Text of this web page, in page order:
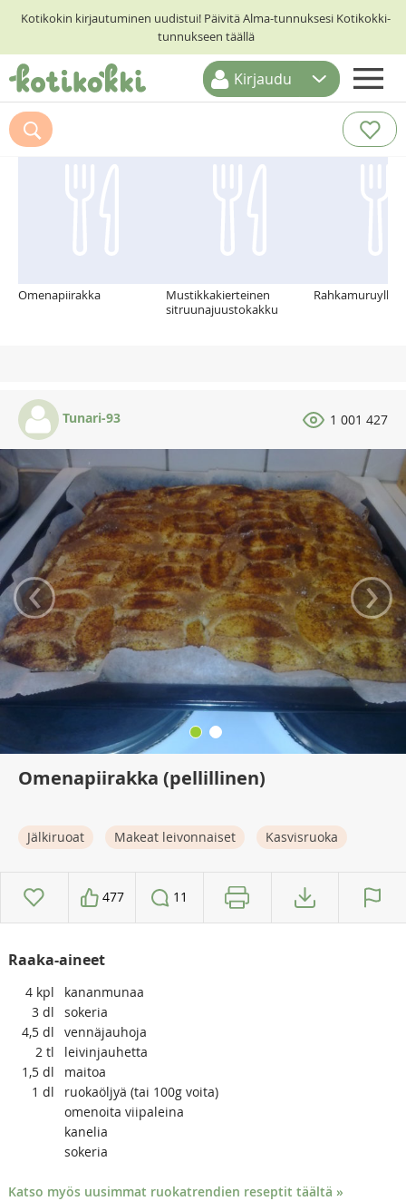
Kotikokin kirjautuminen uudistui! Päivitä Alma-tunnuksesi Kotikokki-
tunnukseen täällä
ETUSIVU
RESEPTIHAKU
Kirjaudu
Suosittelemme myös
Omenapiirakka
Mustikkakierteinen
sitruunajuustokakku
Tunari-93 1 001 427
‹ ›
Omenapiirakka (pellillinen)
Jälkiruoat Makeat leivonnaiset Kasvisruoka
477 11
Raaka-aineet
4 kpl
kananmunaa
3 dl
sokeria
4,5 dl
vennäjauhoja
2 tl
leivinjauhetta
1,5 dl
maitoa
1 dl
ruokaöljyä (tai 100g voita)
omenoita viipaleina
kanelia
sokeria
Katso myös uusimmat ruokatrendien reseptit täältä »